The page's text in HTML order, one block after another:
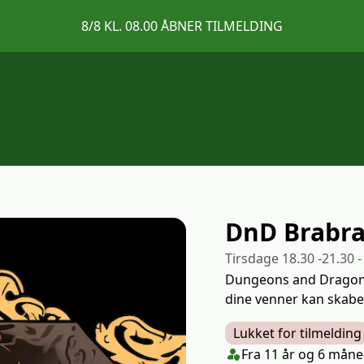
8/8 KL. 08.00 ÅBNER TILMELDING
DnD
Tirsdage 18.30 -21.30
Dungeons and
dine venner kan
Lukket for tilmelding
Klasse/
person_shieldFra 11 år og 6